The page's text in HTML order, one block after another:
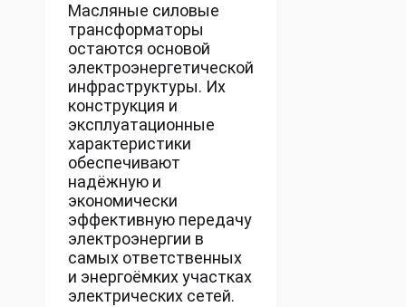
Масляные силовые
трансформаторы
остаются основой
электроэнергетической
инфраструктуры. Их
конструкция и
эксплуатационные
характеристики
обеспечивают
надёжную и
экономически
эффективную передачу
электроэнергии в
самых ответственных
и энергоёмких участках
электрических сетей.